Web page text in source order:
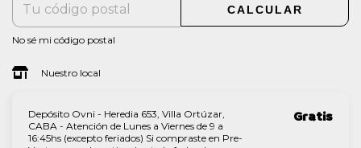
CALCULAR
No sé mi código postal
Nuestro local
Depósito Ovni - Heredia 653, Villa Ortúzar,
CABA - Atención de Lunes a Viernes de 9 a
16:45hs (excepto feriados) Si compraste en Pre-
Gratis